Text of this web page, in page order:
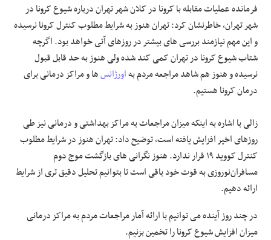
فرمانده عملیات مقابله با کرونا در کلان شهر تهران درباره شیوع کرونا در
شهر تهران، خاطرنشان کرد: تهران هنوز به شرایط مطلوب کنترل کرونا نرسیده
و این مهم نیازمند بررسی های بیشتر در روزهای آتی خواهد بود. اگرچه
شتاب شیوع کرونا در تهران کمی کند شده ولی هنوز به حد قابل قبول
نرسیده و هنوز هم شاهد مراجعه مردم بهاورژانسها و مراکز درمانی برای
درمان کرونا هستیم.
زالی با اشاره به اینکه میزان مراجعات به مراکز بهداشتی و درمانی نیز طی
روزهای اخیر افزایش یافته است، توضیح داد: تهران هنوز در شرایط مطلوب
کنترل کووید ۱۹ قرار ندارد. هنوز نگرانی های بازگشت موج دوم
مسافران‌نوروزی به قوت خود باقی است تا بتوانیم تحلیل دقیق تری از شرایط
ارائه دهیم.
در چند روز آینده می توانیم با ارائه آمار مراجعات مردم به مراکز درمانی
میزان افزایش شیوع کرونا را تخمین بزنیم.